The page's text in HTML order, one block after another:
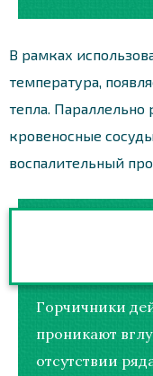
В рамках
температура,
тепла.
кровеносные
воспалительный
Горчичники
проникают
отсутствии